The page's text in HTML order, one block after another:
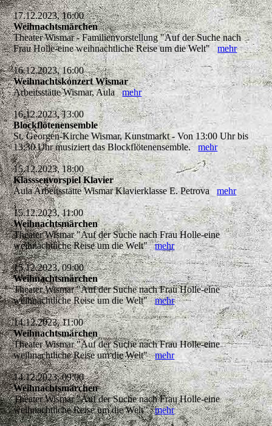
17.12.2023, 16:00
Weihnachtsmärchen
Theater Wismar - Familienvorstellung "Auf der Suche nach
Frau Holle-eine weihnachtliche Reise um die Welt"mehr
16.12.2023, 16:00
Weihnachtskonzert Wismar
Arbeitsstätte Wismar, Aulamehr
16.12.2023, 13:00
Blockflötenensemble
St. Georgen-Kirche Wismar, Kunstmarkt - Von 13:00 Uhr bis
13:30 Uhr musiziert das Blockflötenensemble.mehr
15.12.2023, 18:00
Klasssenvorspiel Klavier
Aula Arbeitsstätte Wismar Klavierklasse E. Petrovamehr
15.12.2023, 11:00
Weihnachtsmärchen
Theater Wismar "Auf der Suche nach Frau Holle-eine
weihnachtliche Reise um die Welt"mehr
15.12.2023, 09:00
Weihnachtsmärchen
Theater Wismar "Auf der Suche nach Frau Holle-eine
weihnachtliche Reise um die Welt"mehr
14.12.2023, 11:00
Weihnachtsmärchen
Theater Wismar "Auf der Suche nach Frau Holle-eine
weihnachtliche Reise um die Welt"mehr
14.12.2023, 09:00
Weihnachtsmärchen
Theater Wismar "Auf der Suche nach Frau Holle-eine
weihnachtliche Reise um die Welt"mehr